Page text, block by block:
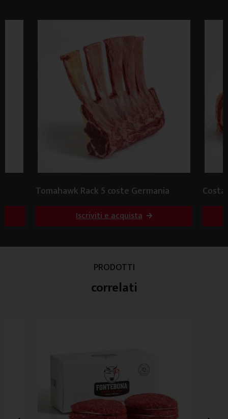
Tomahawk Rack 5 coste Germania
Iscriviti e acquista
PRODOTTI
correlati